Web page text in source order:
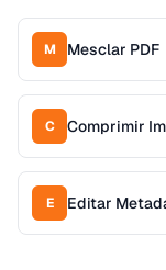
M Mesclar PDF
C Comprimir
E Editar